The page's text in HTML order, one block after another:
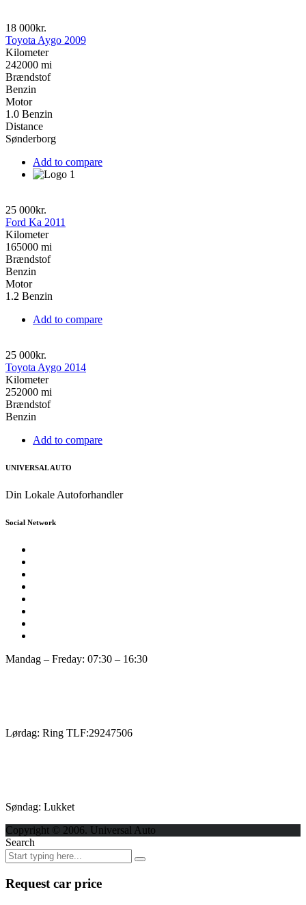
18 000kr.
Toyota Aygo 2009
Kilometer
242000 mi
Brændstof
Benzin
Motor
1.0 Benzin
Distance
Sønderborg
Add to compare
25 000kr.
Ford Ka 2011
Kilometer
165000 mi
Brændstof
Benzin
Motor
1.2 Benzin
Add to compare
25 000kr.
Toyota Aygo 2014
Kilometer
252000 mi
Brændstof
Benzin
Add to compare
UNIVERSAL AUTO
Din Lokale Autoforhandler
Social Network
Mandag – Freday: 07:30 – 16:30
Lørdag: Ring TLF:29247506
Søndag: Lukket
Copyright © 2006. Universal Auto
Search
Request car price